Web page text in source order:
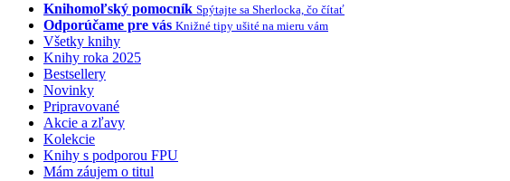
Knihomoľský pomocník Spýtajte sa Sherlocka, čo čítať
Odporúčame pre vás Knižné tipy ušité na mieru vám
Všetky knihy
Knihy roka 2025
Bestsellery
Novinky
Pripravované
Akcie a zľavy
Kolekcie
Knihy s podporou FPU
Mám záujem o titul